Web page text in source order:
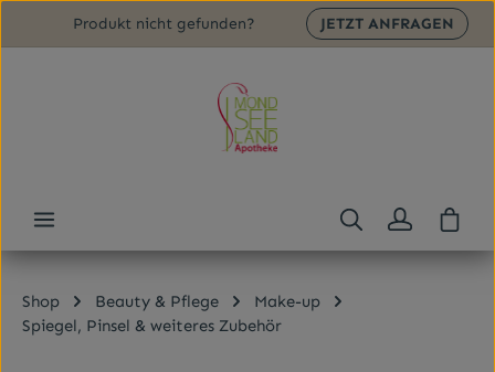
Zum Hauptinhalt springen
Produkt nicht gefunden? JETZT ANFRAGEN
Shop Beauty & Pflege
Make-up
Spiegel, Pinsel & weiteres Zubehör